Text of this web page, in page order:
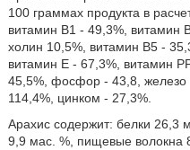
100 граммах продукта в
витамин В1 - 49,3%, витамин
холин 10,5%, витамин В5 -
витамин Е - 67,3%, витамин
45,5%, фосфор - 43,8, железо
114,4%, цинком - 27,3%.
Арахис содержит: белки 26,3
9,9 мас. %, пищевые волокна